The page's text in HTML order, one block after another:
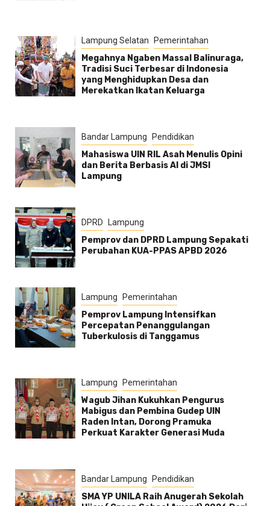
Lampung Selatan Pemerintahan
Megahnya Ngaben Massal Balinuraga,
Tradisi Suci Terbesar di Indonesia
yang Menghidupkan Desa dan
Merekatkan Ikatan Keluarga
Bandar Lampung Pendidikan
Mahasiswa UIN RIL Asah Menulis Opini
dan Berita Berbasis AI di JMSI
Lampung
DPRD Lampung
Pemprov dan DPRD Lampung Sepakati
Perubahan KUA-PPAS APBD 2026
Lampung Pemerintahan
Pemprov Lampung Intensifkan
Percepatan Penanggulangan
Tuberkulosis di Tanggamus
Lampung Pemerintahan
Wagub Jihan Kukuhkan Pengurus
Mabigus dan Pembina Gudep UIN
Raden Intan, Dorong Pramuka
Perkuat Karakter Generasi Muda
Bandar Lampung Pendidikan
SMA YP UNILA Raih Anugerah Sekolah